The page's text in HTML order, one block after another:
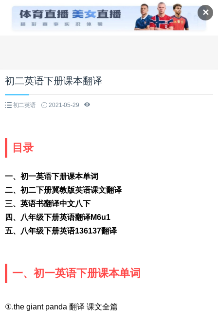
✕
初二英语下册课本翻译
初二英语 2021-05-29
目录
一、初一英语下册课本单词
二、初二下册冀教版英语课文翻译
三、英语书翻译中文八下
四、八年级下册英语翻译M6u1
五、八年级下册英语136137翻译
一、初一英语下册课本单词
①.the giant panda 翻译 课文全篇